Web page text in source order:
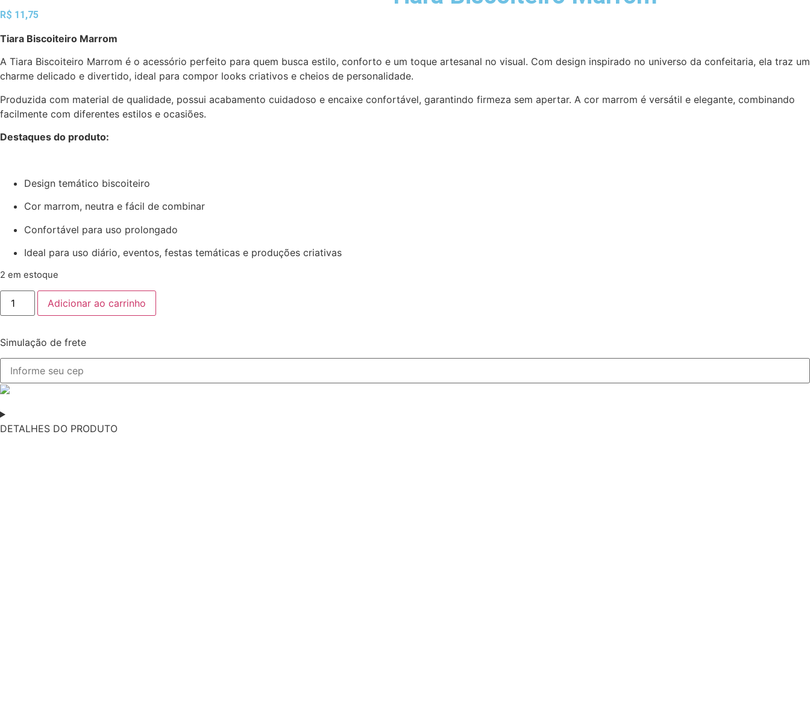
R$ 11,75
Tiara Biscoiteiro Marrom
A Tiara Biscoiteiro Marrom é o acessório perfeito para quem busca estilo, conforto e um toque artesanal no visual. Com design inspirado no universo da confeitaria, ela traz um
charme delicado e divertido, ideal para compor looks criativos e cheios de personalidade.
Produzida com material de qualidade, possui acabamento cuidadoso e encaixe confortável, garantindo firmeza sem apertar. A cor marrom é versátil e elegante, combinando
facilmente com diferentes estilos e ocasiões.
Destaques do produto:
Design temático biscoiteiro
Cor marrom, neutra e fácil de combinar
Confortável para uso prolongado
Ideal para uso diário, eventos, festas temáticas e produções criativas
2 em estoque
Adicionar ao carrinho
Simulação de frete
DETALHES DO PRODUTO